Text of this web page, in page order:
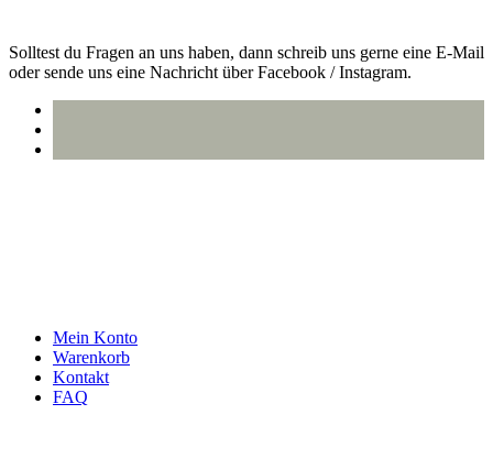
Solltest du Fragen an uns haben, dann schreib uns gerne eine E-Mail
oder sende uns eine Nachricht über Facebook / Instagram.
Mein Konto
Warenkorb
Kontakt
FAQ